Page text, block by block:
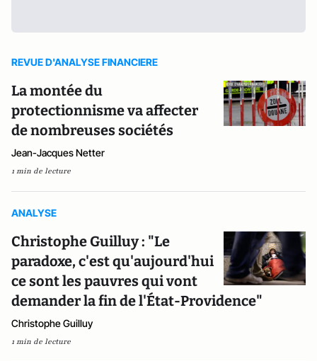
REVUE D'ANALYSE FINANCIERE
La montée du
protectionnisme va affecter
de nombreuses sociétés
Jean-Jacques Netter
1 min de lecture
ANALYSE
Christophe Guilluy : "Le
paradoxe, c'est qu'aujourd'hui
ce sont les pauvres qui vont
demander la fin de l'État-Providence"
Christophe Guilluy
1 min de lecture